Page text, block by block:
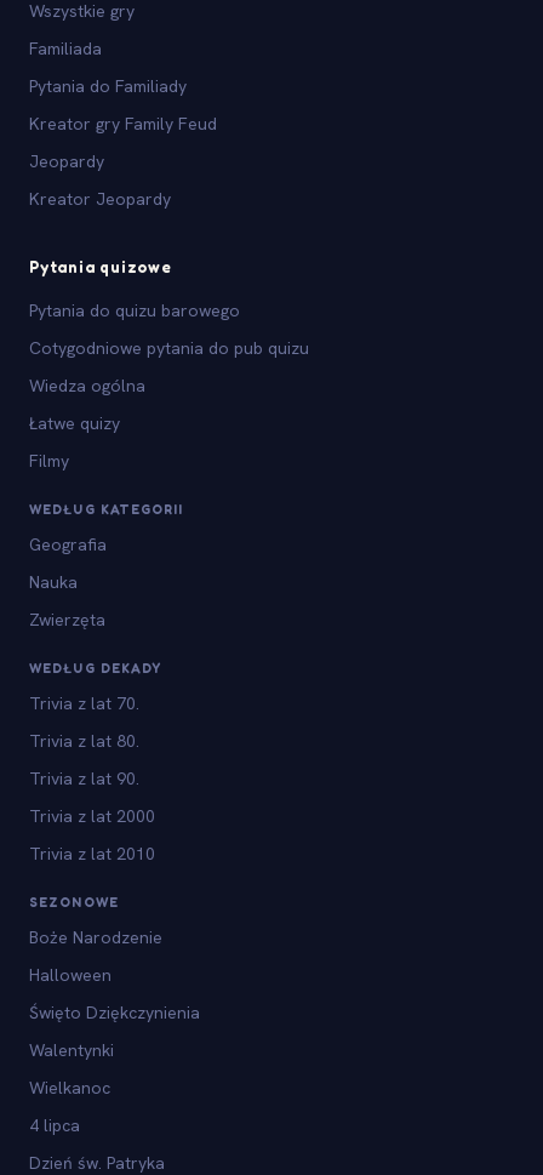
Wszystkie gry
Familiada
Pytania do Familiady
Kreator gry Family Feud
Jeopardy
Kreator Jeopardy
Pytania quizowe
Pytania do quizu barowego
Cotygodniowe pytania do pub quizu
Wiedza ogólna
Łatwe quizy
Filmy
WEDŁUG KATEGORII
Geografia
Nauka
Zwierzęta
WEDŁUG DEKADY
Trivia z lat 70.
Trivia z lat 80.
Trivia z lat 90.
Trivia z lat 2000
Trivia z lat 2010
SEZONOWE
Boże Narodzenie
Halloween
Święto Dziękczynienia
Walentynki
Wielkanoc
4 lipca
Dzień św. Patryka